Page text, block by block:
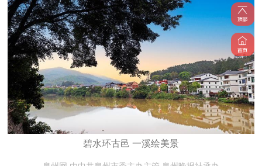
碧水环古邑 一溪绘美景